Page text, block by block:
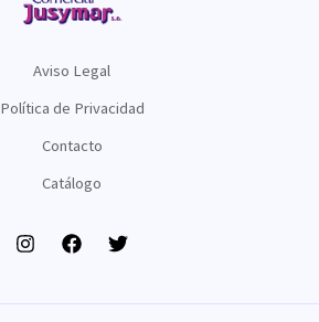
Aviso Legal
Política de Privacidad
Contacto
Catálogo